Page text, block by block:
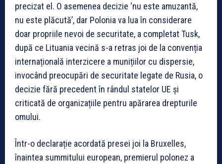
precizat el. O asemenea decizie ‘nu este amuzantă,
nu este plăcută’, dar Polonia va lua în considerare
doar propriile nevoi de securitate, a completat Tusk,
după ce Lituania vecină s-a retras joi de la convenția
internațională interzicere a munițiilor cu dispersie,
invocând preocupări de securitate legate de Rusia, o
decizie fără precedent în rândul statelor UE și
criticată de organizațiile pentru apărarea drepturile
omului.
Într-o declarație acordată presei joi la Bruxelles,
înaintea summitului european, premierul polonez a